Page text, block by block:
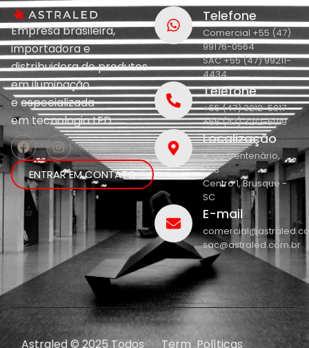
Empresa brasileira,
importadora e
distribuidora de produtos
em iluminação
eespecializada
emtecnologia LED.
ENTRAR EM CONTATO
Telefone
Comercial +55 (47)
99176-0564
SAC +55 (47) 99211-
4434
Telefone
+55 (47) 3212-5017
+55 (47) 3212-5019
Localização
R. do Centenário,
208
Centro 1, Brusque -
SC
E-mail
sac@astraled.com.br
Astraled © 2025 Todos Term Políticas